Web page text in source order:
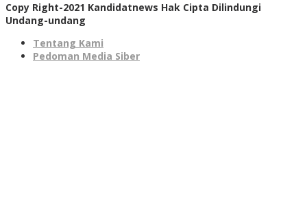
Copy Right-2021 Kandidatnews Hak Cipta Dilindungi
Undang-undang
Tentang Kami
Pedoman Media Siber